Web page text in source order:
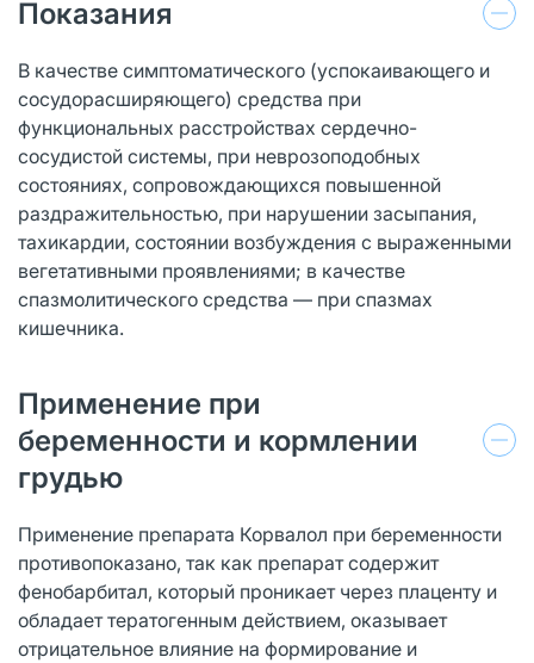
Показания
В качестве симптоматического (успокаивающего и
сосудорасширяющего) средства при
функциональных расстройствах сердечно-
сосудистой системы, при неврозоподобных
состояниях, сопровождающихся повышенной
раздражительностью, при нарушении засыпания,
тахикардии, состоянии возбуждения с выраженными
вегетативными проявлениями; в качестве
спазмолитического средства — при спазмах
кишечника.
Применение при
беременности и кормлении
грудью
Применение препарата Корвалол при беременности
противопоказано, так как препарат содержит
фенобарбитал, который проникает через плаценту и
обладает тератогенным действием, оказывает
отрицательное влияние на формирование и